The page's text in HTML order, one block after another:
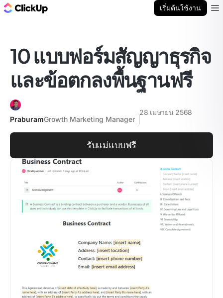
เริ่มต้นใช้งาน
10 แบบฟอร์มสัญญาธุรกิจ
และข้อตกลงพื้นฐานฟรี
PraburamGrowth Marketing Manager
28 เมษายน 2568
รับแม่แบบฟรี